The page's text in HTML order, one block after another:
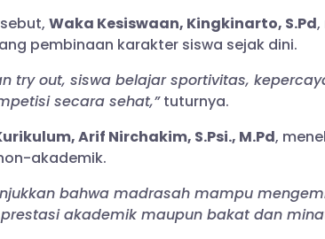
Waka Kesiswaan, Kingkinarto, S.Pd,
pembinaan karakter siswa sejak dini.
try out, siswa belajar sportivitas,
secara sehat,”tuturnya.
Arif Nirchakim, S.Psi., M.Pd,
akademik.
bahwa madrasah mampu
akademik maupun bakat dan